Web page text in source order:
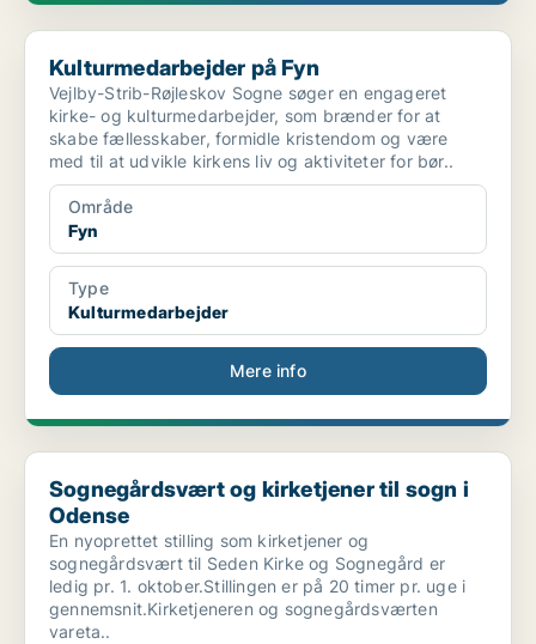
Kulturmedarbejder på Fyn
Kulturmedarbejder på Fyn
Vejlby-Strib-Røjleskov Sogne søger en engageret
kirke- og kulturmedarbejder, som brænder for at
skabe fællesskaber, formidle kristendom og være
med til at udvikle kirkens liv og aktiviteter for bør..
Område
Fyn
Type
Kulturmedarbejder
Mere info
Sognegårdsvært og kirketjener til sogn i Odense
Sognegårdsvært og kirketjener til sogn i
Odense
En nyoprettet stilling som kirketjener og
sognegårdsvært til Seden Kirke og Sognegård er
ledig pr. 1. oktober.Stillingen er på 20 timer pr. uge i
gennemsnit.Kirketjeneren og sognegårdsværten
vareta..